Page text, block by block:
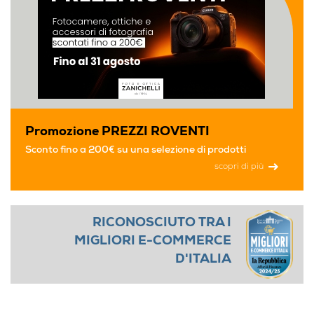
Promozione PREZZI ROVENTI
Sconto fino a 200€ su una selezione di prodotti
scopri di più
RICONOSCIUTO TRA I
MIGLIORI E-COMMERCE
D'ITALIA